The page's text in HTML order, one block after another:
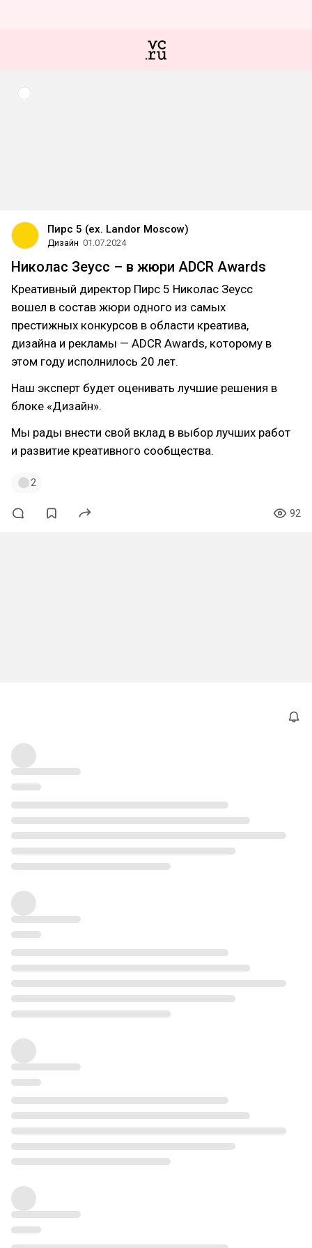
Пирс 5 (ex. Landor Moscow)
Дизайн 01.07.2024
Николас Зеусс – в жюри ADCR Awards
Креативный директор Пирс 5 Николас Зеусс
вошел в состав жюри одного из самых
престижных конкурсов в области креатива,
дизайна и рекламы — ADCR Awards, которому в
этом году исполнилось 20 лет.
Наш эксперт будет оценивать лучшие решения в
блоке «Дизайн».
Мы рады внести свой вклад в выбор лучших работ
и развитие креативного сообщества.
2
92